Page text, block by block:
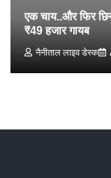
एक चाय..और फिर
₹49 हजार गायब
नैनीताल लाइव डेस्क